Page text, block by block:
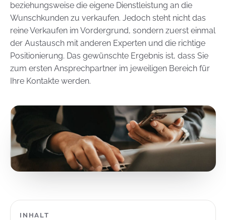
beziehungsweise die eigene Dienstleistung an die
Wunschkunden zu verkaufen. Jedoch steht nicht das
reine Verkaufen im Vordergrund, sondern zuerst einmal
der Austausch mit anderen Experten und die richtige
Positionierung. Das gewünschte Ergebnis ist, dass Sie
zum ersten Ansprechpartner im jeweiligen Bereich für
Ihre Kontakte werden.
INHALT